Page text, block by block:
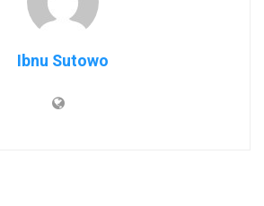
Ibnu Sutowo